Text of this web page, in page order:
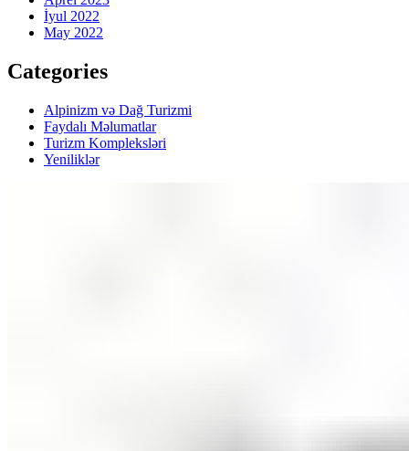
İyul 2022
May 2022
Categories
Alpinizm və Dağ Turizmi
Faydalı Məlumatlar
Turizm Kompleksləri
Yeniliklər